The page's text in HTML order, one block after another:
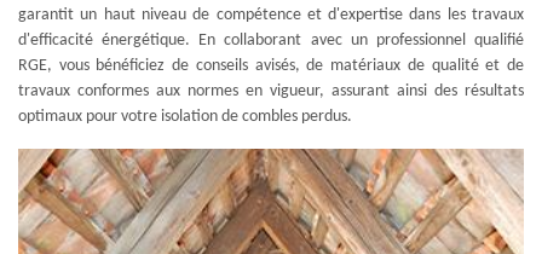
garantit un haut niveau de compétence et d'expertise dans les travaux
d'efficacité énergétique. En collaborant avec un professionnel qualifié
RGE, vous bénéficiez de conseils avisés, de matériaux de qualité et de
travaux conformes aux normes en vigueur, assurant ainsi des résultats
optimaux pour votre isolation de combles perdus.